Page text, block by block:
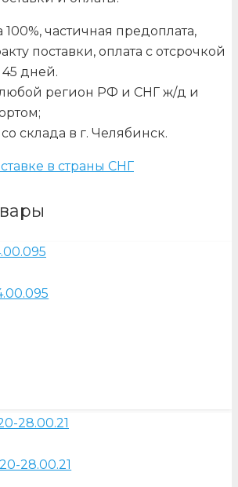
100%, частичная предоплата,
поставки, оплата с отсрочкой
дней.
любой регион РФ и СНГ ж/д и
склада в г. Челябинск.
в страны СНГ
28.00.21